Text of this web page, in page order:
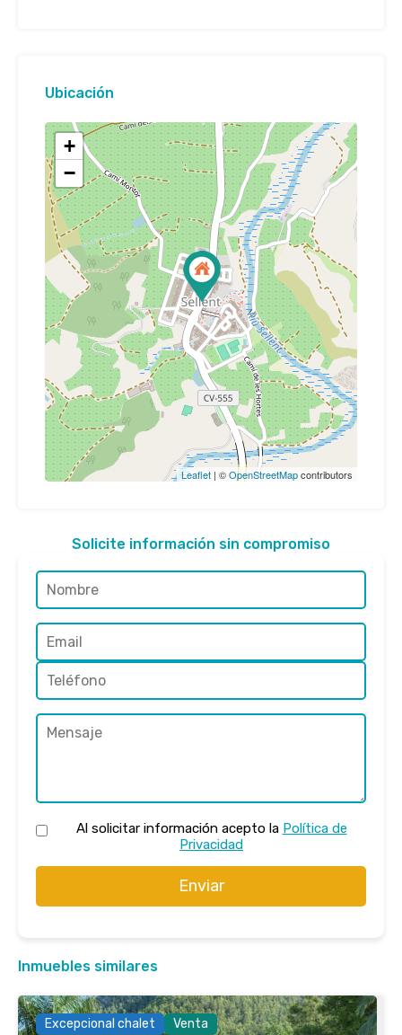
Ubicación
+
−
Leaflet | ©OpenStreetMapcontributors
Solicite información sin compromiso
Al solicitar información acepto la Política de
Privacidad
Enviar
Inmuebles similares
Excepcional chalet Venta